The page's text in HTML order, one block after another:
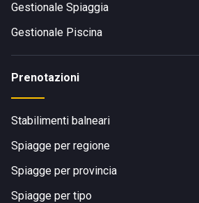
Gestionale Spiaggia
Gestionale Piscina
Prenotazioni
Stabilimenti balneari
Spiagge per regione
Spiagge per provincia
Spiagge per tipo